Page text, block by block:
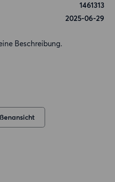
1461313
2025-06-29
Beschreibung.